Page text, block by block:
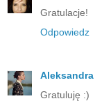
Gratulacje!
Odpowiedz
Gratuluję :)